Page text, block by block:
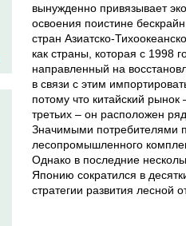
вынужденно привязывает
освоения поистине
стран Азиатско-
как страны, которая с 1998
направленный на
в связи с этим
потому что китайский
третьих – он расположен
Значимыми потребителями
лесопромышленного
Однако в последние
Японию сократился в
стратегии развития лесной